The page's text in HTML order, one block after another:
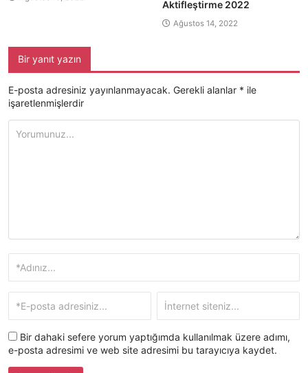
Aktifleştirme 2022
Ağustos 14, 2022
Bir yanıt yazın
E-posta adresiniz yayınlanmayacak. Gerekli alanlar * ile
işaretlenmişlerdir
Bir dahaki sefere yorum yaptığımda kullanılmak üzere adımı,
e-posta adresimi ve web site adresimi bu tarayıcıya kaydet.